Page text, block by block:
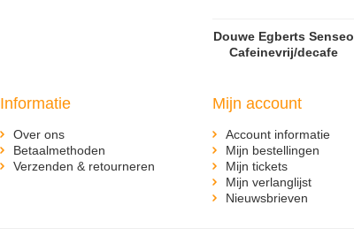
Douwe Egberts Senseo
Cafeinevrij/decafe
Informatie
Over ons
Betaalmethoden
Verzenden & retourneren
Mijn account
Account informatie
Mijn bestellingen
Mijn tickets
Mijn verlanglijst
Nieuwsbrieven